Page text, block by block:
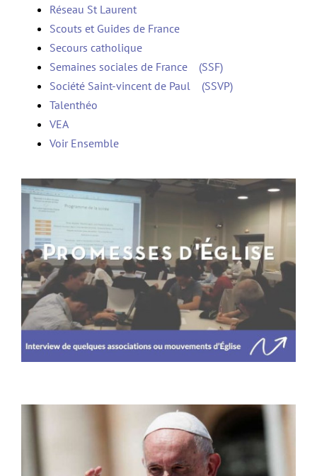
Réseau St Laurent
Scouts et Guides de France
Secours catholique
Semaines sociales de France (SSF)
Société Saint-vincent de Paul (SSVP)
Talenthéo
VEA
Voir Ensemble